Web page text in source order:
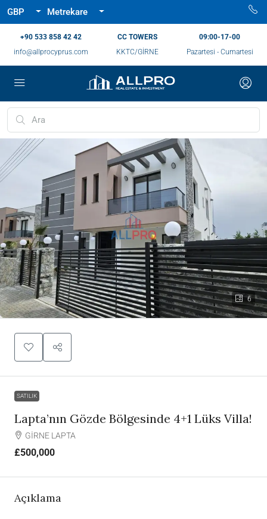
GBP Metrekare
‪+90 533 858 42 42‬
info@allprocyprus.com
CC TOWERS
KKTC/GİRNE
09:00-17-00
Pazartesi - Cumartesi
6
SATILIK
Lapta’nın Gözde Bölgesinde 4+1 Lüks Villa!
GİRNE LAPTA
£500,000
Açıklama